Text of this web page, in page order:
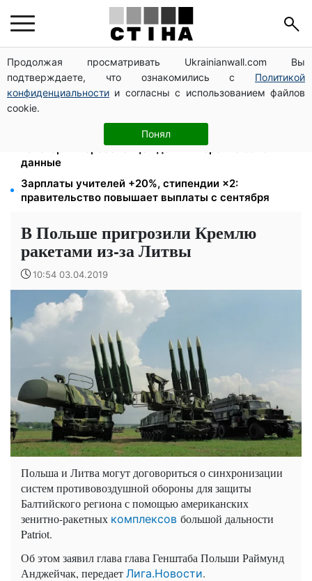
Продолжая просматривать Ukrainianwall.com Вы
подтверждаете, что ознакомились с Политикой
конфиденциальности и согласны с использованием файлов
cookie.
Понял
172 940 грн защитят жилье от ареста за
коммуналку: с октября порог — 432 тысячи
8 451 грн вместо пакета малыша: Пенсионный фонд
объяснил, как получить деньги
Выплаты ВПЛ в августе — 2000 и 3000 грн: 4
категории переселенцев должны срочно обновить
данные
Зарплаты учителей +20%, стипендии ×2:
правительство повышает выплаты с сентября
В Польше пригрозили Кремлю
ракетами из-за Литвы
10:54 03.04.2019
Польша и Литва могут договориться о синхронизации
систем противовоздушной обороны для защиты
Балтийского региона с помощью американских
зенитно-ракетных комплексов большой дальности
Patriot.
Об этом заявил глава глава Генштаба Польши Раймунд
Анджейчак, передает Лига.Новости.